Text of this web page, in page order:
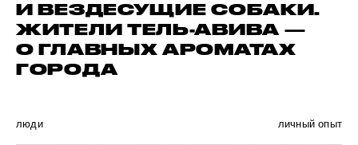
И ВЕЗДЕСУЩИЕ СОБАКИ.
ЖИТЕЛИ ТЕЛЬ-АВИВА —
О ГЛАВНЫХ АРОМАТАХ
ГОРОДА
люди личный опыт